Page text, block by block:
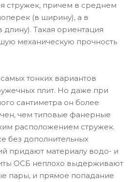
стружек, причем в среднем
(в ширину), а в
длину). Такая ориентация
механическую прочность
тонких вариантов
плит. Но даже при
сантиметра он более
чем типовые фанерные
расположением стружек.
без дополнительных
придают материалу водо- и
ОСБ неплохо выдерживают
пары, и прямое попадание